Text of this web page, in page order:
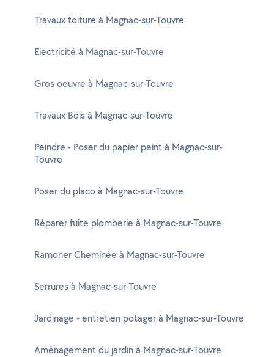
Travaux toiture à Magnac-sur-Touvre
Electricité à Magnac-sur-Touvre
Gros oeuvre à Magnac-sur-Touvre
Travaux Bois à Magnac-sur-Touvre
Peindre - Poser du papier peint à Magnac-sur-
Touvre
Poser du placo à Magnac-sur-Touvre
Réparer fuite plomberie à Magnac-sur-Touvre
Ramoner Cheminée à Magnac-sur-Touvre
Serrures à Magnac-sur-Touvre
Jardinage - entretien potager à Magnac-sur-Touvre
Aménagement du jardin à Magnac-sur-Touvre